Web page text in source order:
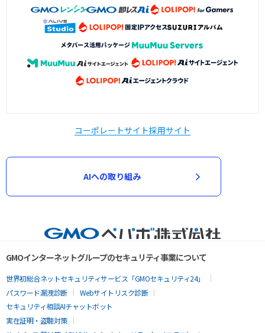
コーポレートサイト採用サイト
AIへの取り組み
GMOインターネットグループのセキュリティ事業について
世界初総合ネットセキュリティサービス「GMOセキュリティ24」
パスワード漏洩診断
Webサイトリスク診断
セキュリティ相談AIチャットボット
実在証明・盗聴対策